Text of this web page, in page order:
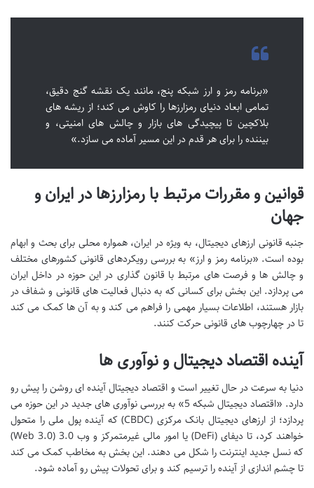
«برنامه رمز و ارز شبکه پنج، مانند یک نقشه گنج دقیق،
تمامی ابعاد دنیای رمزارزها را کاوش می کند؛ از ریشه های
بلاکچین تا پیچیدگی های بازار و چالش های امنیتی، و
بیننده را برای هر قدم در این مسیر آماده می سازد.»
قوانین و مقررات مرتبط با رمزارزها در ایران و
جهان
جنبه قانونی ارزهای دیجیتال، به ویژه در ایران، همواره محلی برای بحث و ابهام
بوده است. «برنامه رمز و ارز» به بررسی رویکردهای قانونی کشورهای مختلف
و چالش ها و فرصت های مرتبط با قانون گذاری در این حوزه در داخل ایران
می پردازد. این بخش برای کسانی که به دنبال فعالیت های قانونی و شفاف در
بازار هستند، اطلاعات بسیار مهمی را فراهم می کند و به آن ها کمک می کند
تا در چهارچوب های قانونی حرکت کنند.
آینده اقتصاد دیجیتال و نوآوری ها
دنیا به سرعت در حال تغییر است و اقتصاد دیجیتال آینده ای روشن را پیش رو
دارد. «اقتصاد دیجیتال شبکه 5» به بررسی نوآوری های جدید در این حوزه می
پردازد؛ از ارزهای دیجیتال بانک مرکزی (CBDC) که آینده پول ملی را متحول
خواهند کرد، تا دیفای (DeFi) یا امور مالی غیرمتمرکز و وب 3.0 (Web 3.0)
که نسل جدید اینترنت را شکل می دهند. این بخش به مخاطب کمک می کند
تا چشم اندازی از آینده را ترسیم کند و برای تحولات پیش رو آماده شود.